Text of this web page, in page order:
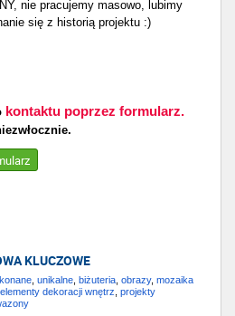
nie pracujemy masowo, lubimy
się z historią projektu :)
kontaktu poprzez formularz.
KLUCZOWE
unikalne biżuteria obrazy, mozaika
elementy dekoracji wnętrz projekty